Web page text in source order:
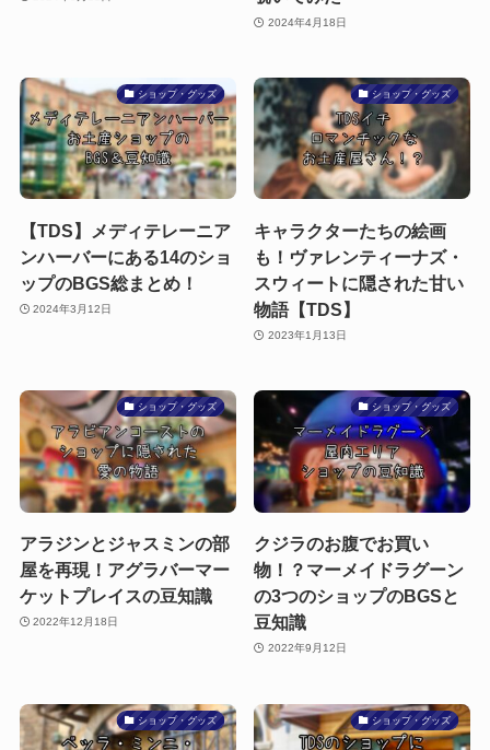
2024年4月18日
ショップ・グッズ
【TDS】メディテレーニア
ンハーバーにある14のショ
ップのBGS総まとめ！
2024年3月12日
ショップ・グッズ
キャラクターたちの絵画
も！ヴァレンティーナズ・
スウィートに隠された甘い
物語【TDS】
2023年1月13日
ショップ・グッズ
アラジンとジャスミンの部
屋を再現！アグラバーマー
ケットプレイスの豆知識
2022年12月18日
ショップ・グッズ
クジラのお腹でお買い
物！？マーメイドラグーン
の3つのショップのBGSと
豆知識
2022年9月12日
ショップ・グッズ ショップ・グッズ